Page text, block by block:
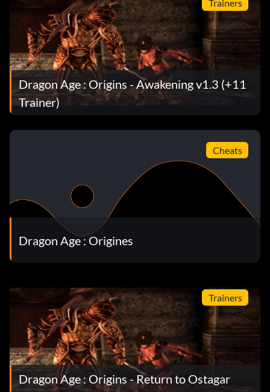
Trainers
Dragon Age : Origins - Awakening v1.3 (+11
Trainer)
Cheats
Dragon Age : Origines
Trainers
Dragon Age : Origins - Return to Ostagar